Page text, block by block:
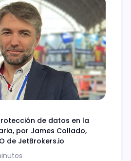
de datos en la
por James Collado,
de JetBrokers.io